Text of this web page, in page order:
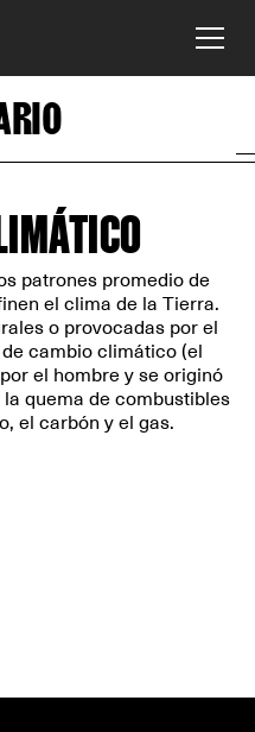
patrones promedio de
el clima de la Tierra.
o provocadas por el
cambio climático (el
el hombre y se originó
quema de combustibles
el carbón y el gas.